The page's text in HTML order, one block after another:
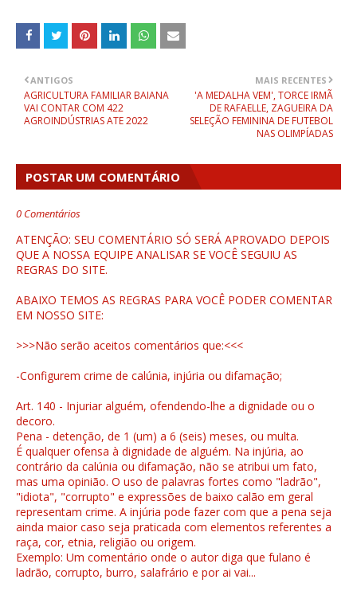
MAIS RECENTES
'A MEDALHA VEM', TORCE IRMÃ
DE RAFAELLE, ZAGUEIRA DA
SELEÇÃO FEMININA DE FUTEBOL
NAS OLIMPÍADAS
ANTIGOS
AGRICULTURA FAMILIAR BAIANA
VAI CONTAR COM 422
AGROINDÚSTRIAS ATE 2022
POSTAR UM COMENTÁRIO
0 Comentários
ATENÇÃO: SEU COMENTÁRIO SÓ SERÁ APROVADO DEPOIS
QUE A NOSSA EQUIPE ANALISAR SE VOCÊ SEGUIU AS
REGRAS DO SITE.
ABAIXO TEMOS AS REGRAS PARA VOCÊ PODER COMENTAR
EM NOSSO SITE:
>>>Não serão aceitos comentários que:<<<
-Configurem crime de calúnia, injúria ou difamação;
Art. 140 - Injuriar alguém, ofendendo-lhe a dignidade ou o
decoro.
Pena - detenção, de 1 (um) a 6 (seis) meses, ou multa.
É qualquer ofensa à dignidade de alguém. Na injúria, ao
contrário da calúnia ou difamação, não se atribui um fato,
mas uma opinião. O uso de palavras fortes como "ladrão",
"idiota", "corrupto" e expressões de baixo calão em geral
representam crime. A injúria pode fazer com que a pena seja
ainda maior caso seja praticada com elementos referentes a
raça, cor, etnia, religião ou origem.
Exemplo: Um comentário onde o autor diga que fulano é
ladrão, corrupto, burro, salafrário e por ai vai...